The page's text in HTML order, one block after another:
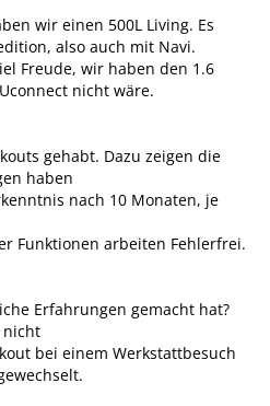
wir einen 500L Living. Es
also auch mit Navi.
Freude, wir haben den 1.6
nicht wäre.
gehabt. Dazu zeigen die
haben
nach 10 Monaten, je
Funktionen arbeiten Fehlerfrei.
Erfahrungen gemacht hat?
nicht
bei einem Werkstattbesuch